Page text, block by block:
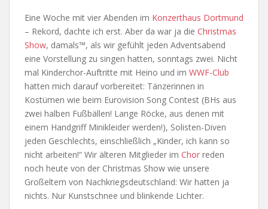
Eine Woche mit vier Abenden im Konzerthaus Dortmund
– Rekord, dachte ich erst. Aber da war ja die Christmas
Show, damals™, als wir gefühlt jeden Adventsabend
eine Vorstellung zu singen hatten, sonntags zwei. Nicht
mal Kinderchor-Auftritte mit Heino und im WWF-Club
hatten mich darauf vorbereitet: Tänzerinnen in
Kostümen wie beim Eurovision Song Contest (BHs aus
zwei halben Fußbällen! Lange Röcke, aus denen mit
einem Handgriff Minikleider werden!), Solisten-Diven
jeden Geschlechts, einschließlich „Kinder, ich kann so
nicht arbeiten!“ Wir älteren Mitglieder im Chor reden
noch heute von der Christmas Show wie unsere
Großeltern von Nachkriegsdeutschland: Wir hatten ja
nichts. Nur Kunstschnee und blinkende Lichter.